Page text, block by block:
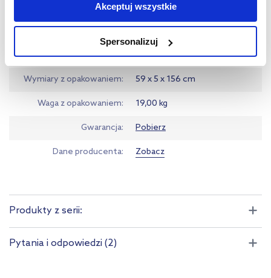
jednak, że zablokowane niektóre pliki cookie mogą mieć wpływ
na sposób dostarczania treści niedostosowanych do potrzeb
Aby uzyskać więcej informacji na temat plików plików cookie,
informacji na temat plików cookie i tego, dlaczego ich przepisy,
Akceptuj wszystkie
Spersonalizuj
Kolor profili czarny
Kod EAN 5902276338458
Wymiary z opakowaniem 59 x 5 x 156 cm
Waga z opakowaniem 19,00 kg
Gwarancja Pobierz
Dane producenta Zobacz
Produkty z serii:
Pytania i odpowiedzi (2)